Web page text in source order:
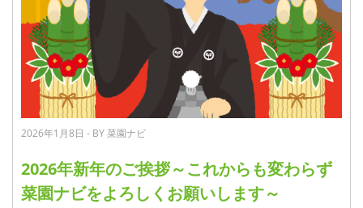
2026年1月8日 - BY 菜園ナビ
2026年新年のご挨拶～これからも変わらず
菜園ナビをよろしくお願いします～